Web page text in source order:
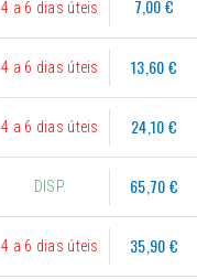
4 a 6 dias úteis 7,00 €
4 a 6 dias úteis 13,60 €
4 a 6 dias úteis 24,10 €
DISP. 65,70 €
4 a 6 dias úteis 35,90 €